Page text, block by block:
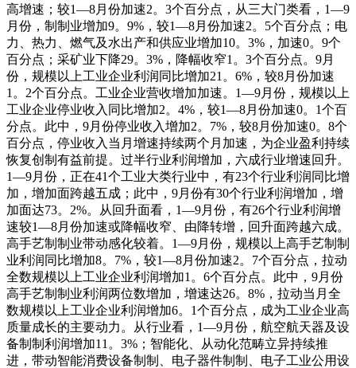
高增速；较1—8月份加速2。3个百分点，从三大门类看，1—9
月份，制制业增加9。9%，较1—8月份加速2。5个百分点；电
力、热力、燃气及水出产和供应业增加10。3%，加速0。9个
百分点；采矿业下降29。3%，降幅收窄1。3个百分点。9月
份，规模以上工业企业利润同比增加21。6%，较8月份加速
1。2个百分点。工业企业营收增加加速。1—9月份，规模以上
工业企业停业收入同比增加2。4%，较1—8月份加速0。1个百
分点。此中，9月份停业收入增加2。7%，较8月份加速0。8个
百分点，停业收入当月增速持续两个月加速，为企业盈利持续
恢复创制有益前提。过半行业利润增加，六成行业增速回升。
1—9月份，正在41个工业大类行业中，有23个行业利润同比增
加，增加面跨越五成；此中，9月份有30个行业利润增加，增
加面达73。2%。从回升面看，1—9月份，有26个行业利润增
速较1—8月份加速或降幅收窄、由降转增，回升面跨越六成。
高手艺制制业带动感化较着。1—9月份，规模以上高手艺制制
业利润同比增加8。7%，较1—8月份加速2。7个百分点，拉动
全数规模以上工业企业利润增加1。6个百分点。此中，9月份
高手艺制制业利润两位数增加，增速达26。8%，拉动当月全
数规模以上工业企业利润增加6。1个百分点，成为工业企业高
质量成长的主要动力。从行业看，1—9月份，航空航天器及设
备制制利润增加11。3%；智能化、从动化范畴立异持续推
进，带动智能消费设备制制、电子器件制制、电子工业公用设